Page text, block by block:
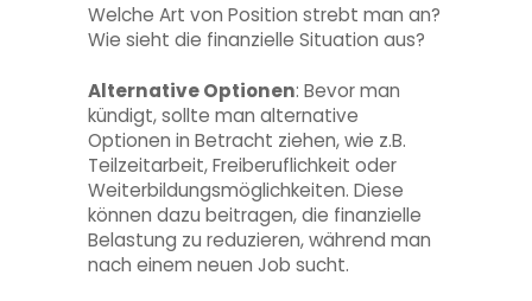
Welche Art von Position strebt man an?
Wie sieht die finanzielle Situation aus?
Alternative Optionen: Bevor man
kündigt, sollte man alternative
Optionen in Betracht ziehen, wie z.B.
Teilzeitarbeit, Freiberuflichkeit oder
Weiterbildungsmöglichkeiten. Diese
können dazu beitragen, die finanzielle
Belastung zu reduzieren, während man
nach einem neuen Job sucht.